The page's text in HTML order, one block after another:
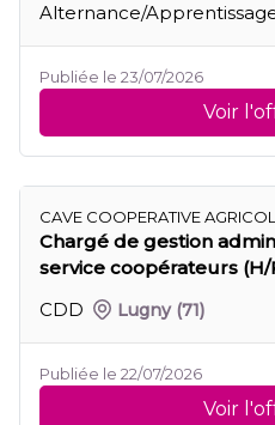
Alternance/
Publiée le 23/07/2026
Voir
CAVE COOPERATIVE
Chargé de gestion
service coopérateurs (H/
CDD
Lugny (71)
Publiée le 22/07/2026
Voir